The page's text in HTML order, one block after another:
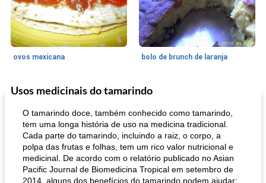
ovos mexicana bolo de brunch de laranja
130min
Pães De Fermento Vegetal
Usos medicinais do tamarindo
O tamarindo doce, também conhecido como tamarindo,
tem uma longa história de uso na medicina tradicional.
Cada parte do tamarindo, incluindo a raiz, o corpo, a
polpa das frutas e folhas, tem um rico valor nutricional e
medicinal. De acordo com o relatório publicado no Asian
Pacific Journal de Biomedicina Tropical em setembro de
2014, alguns dos benefícios do tamarindo podem ajudar: